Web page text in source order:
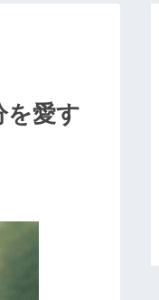
を愛す